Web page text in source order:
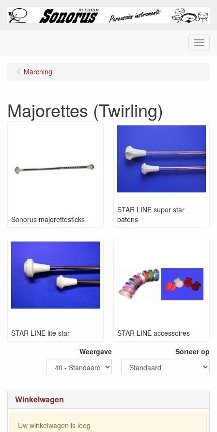
Menu
Winkelwagen
Uw winkelwagen is leeg
Marching
Majorettes (Twirling)
Sonorus majorettesticks
STAR LINE super star
batons
STAR LINE lite star
STAR LINE accessoires
Weergave
Sorteer op